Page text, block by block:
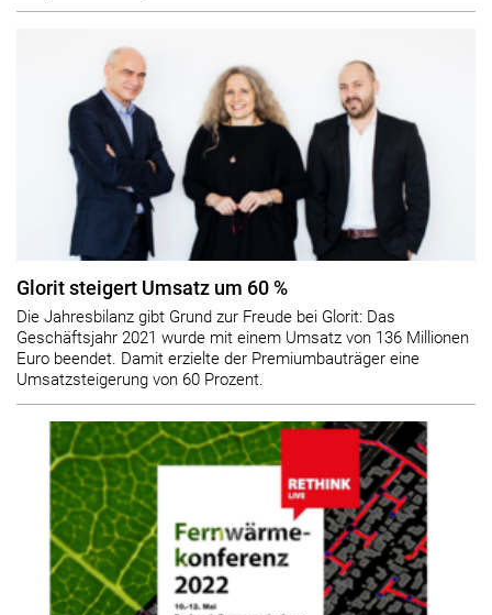
Glorit steigert Umsatz um 60 %
Die Jahresbilanz gibt Grund zur Freude bei Glorit: Das
Geschäftsjahr 2021 wurde mit einem Umsatz von 136 Millionen
Euro beendet. Damit erzielte der Premiumbauträger eine
Umsatzsteigerung von 60 Prozent.